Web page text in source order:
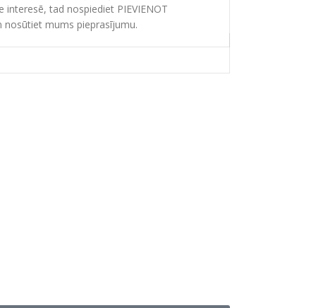
tad nospiediet PIEVIENOT
nosūtiet mums pieprasījumu.